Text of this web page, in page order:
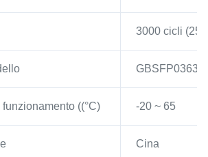
3000 cicli
((°C) -20 ~ 65
Cina